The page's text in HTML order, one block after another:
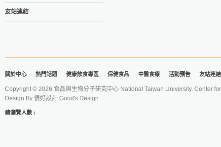
友站連結
關於中心 熱門話題 健康飲食專區 保健食品 中醫食療 活動預告 友站連結
Copyright © 2026 食品與生物分子研究中心 National Taiwan University. Center
Design By 很好設計 Good's Design
總瀏覽人數 :